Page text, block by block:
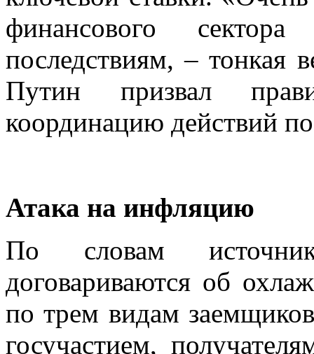
финансового
последствиям, – тонкая
Путин призвал
координацию действий
Атака на инфляцию
По словам
договариваются об
по трем видам
госучастием,